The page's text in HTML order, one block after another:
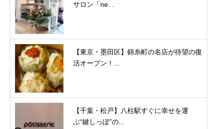
サロン「ne...
【東京・墨田区】錦糸町の名店が待望の復
活オープン！...
【千葉・松戸】八柱駅すぐに幸せを運
ぶ“鍵しっぽ”の...